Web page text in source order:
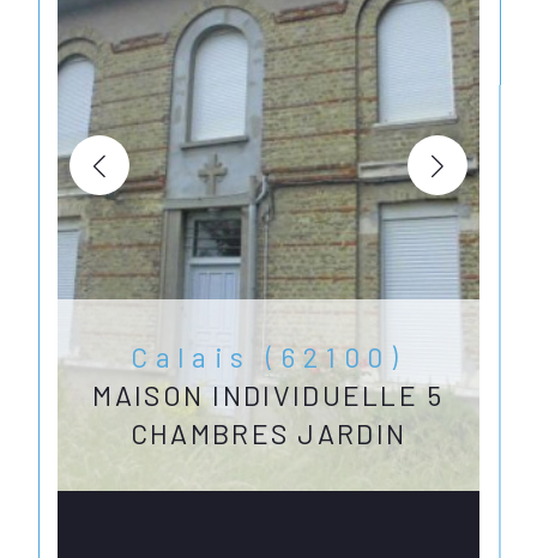
Calais (62100)
MAISON INDIVIDUELLE 5
CHAMBRES JARDIN